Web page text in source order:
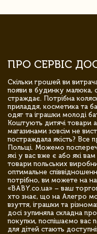
ПРО СЕРВІС
Скільки грошей ви
появи в будинку малюка,
страждає. Потрібна
приладдя, косметика та
одяг та іграшки молоді
Коштують дитячі товари
магазинами зовсім не
постраждала якість? Все
Польщі. Можемо
які у вас вже є або які
товари польських
оптимальне
потрібно, ви можете на
«BABY.co.ua» – ваш
хто знає, що на Алегро
взуття, іграшки та
досі зупиняла складна
покупки, поспішаємо вас
для дітей стають